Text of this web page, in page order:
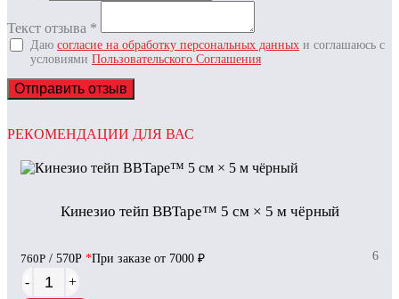
Текст отзыва *
Даю согласие на обработку персональных данных и соглашаюсь с
условиями Пользовательского Соглашения
Отправить отзыв
РЕКОМЕНДАЦИИ ДЛЯ ВАС
Кинезио тейп BBTape™ 5 см × 5 м чёрный
760Р / 570Р *При заказе от 7000 ₽ 6
-
+